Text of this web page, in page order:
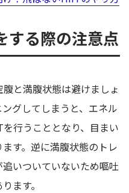
する際の注意点
と満腹状態は避けましょ
グしてしまうと、エネル
行うこととなり、目まい
す。逆に満腹状態のトレ
いついていないため嘔吐
ます。